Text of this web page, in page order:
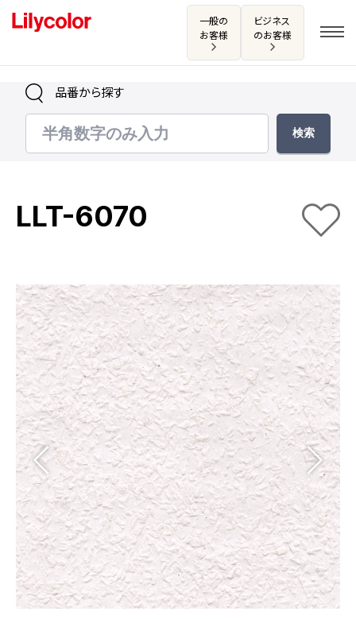
一般の
お客様
ビジネス
のお客様
ログイン・新規会員登録
お気に入り
商品を探す
商品を探す トップ
壁紙
カーテン
床材
ブランド・コレクション
Lilycolor Coordinate 着せ替えシミュレーション
カタログ一覧
カタログ一覧 トップ
カーテン
床材
サステナブル商品
ノンワックス床タイル
壁紙機能性ガイド
施工事例
施工事例 トップ
医療・福祉施設
ホテル・オフィス・店舗
モデルハウス
新築戸建・マンション
#リリカラのある暮らし
リリカラノート
ショールーム
ショールーム トップ
東京ショールーム
大阪ショールーム
お客様サポート
お客様サポート トップ
品番から探す
LLT-6070